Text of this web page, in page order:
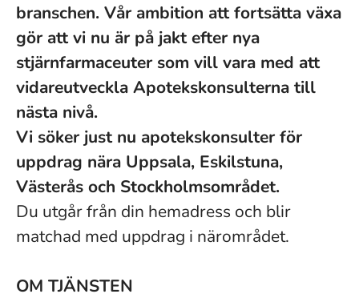
branschen. Vår ambition att fortsätta växa
gör att vi nu är på jakt efter nya
stjärnfarmaceuter som vill vara med att
vidareutveckla Apotekskonsulterna till
nästa nivå.
Vi söker just nu apotekskonsulter för
uppdrag nära Uppsala, Eskilstuna,
Västerås och Stockholmsområdet.
Du utgår från din hemadress och blir
matchad med uppdrag i närområdet.
OM TJÄNSTEN